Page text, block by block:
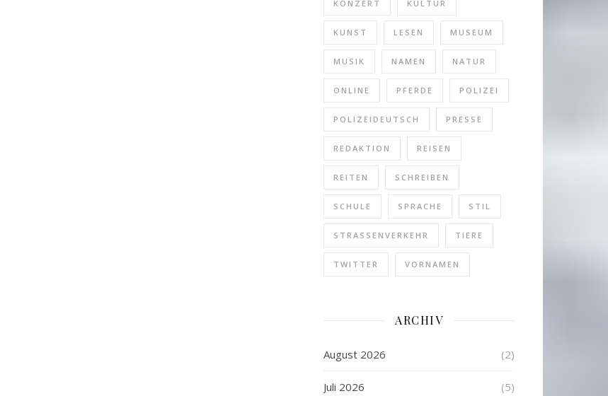
KONZERT KULTUR
KUNST LESEN MUSEUM
MUSIK NAMEN NATUR
ONLINE PFERDE POLIZEI
POLIZEIDEUTSCH PRESSE
REDAKTION REISEN
REITEN SCHREIBEN
SCHULE SPRACHE STIL
STRASSENVERKEHR TIERE
TWITTER VORNAMEN
ARCHIV
August 2026 (2)
Juli 2026 (5)